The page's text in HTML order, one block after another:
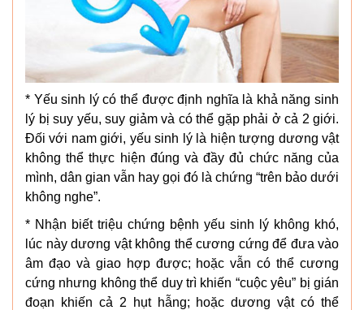
* Yếu sinh lý có thể được định nghĩa là khả năng sinh
lý bị suy yếu, suy giảm và có thể gặp phải ở cả 2 giới.
Đối với nam giới, yếu sinh lý là hiện tượng dương vật
không thể thực hiện đúng và đầy đủ chức năng của
mình, dân gian vẫn hay gọi đó là chứng “trên bảo dưới
không nghe”.
* Nhận biết triệu chứng bệnh yếu sinh lý không khó,
lúc này dương vật không thể cương cứng để đưa vào
âm đạo và giao hợp được; hoặc vẫn có thể cương
cứng nhưng không thể duy trì khiến “cuộc yêu” bị gián
đoạn khiến cả 2 hụt hẫng; hoặc dương vật có thể